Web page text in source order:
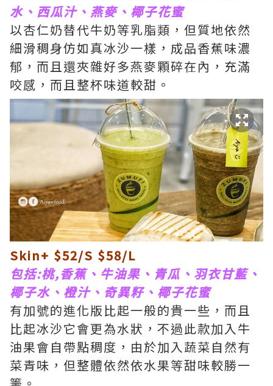
水、西瓜汁、燕麥、椰子花蜜
以杏仁奶替代牛奶等乳脂類，但質地依然
細滑稠身仿如真冰沙一樣，成品香蕉味濃
郁，而且還夾雜好多燕麥顆碎在內，充滿
咬感，而且整杯味道較甜。
Skin+ $52/S $58/L
包括:桃,香蕉、牛油果、青瓜、羽衣甘藍、
椰子水、橙汁、奇異籽、椰子花蜜
有加號的進化版比起一般的貴一些，而且
比起冰沙它會更為水狀，不過此款加入牛
油果會自帶點稠度，由於加入蔬菜自然有
菜青味，但整體依然依水果等甜味較勝一